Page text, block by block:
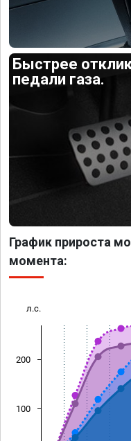
Быстрее
педали газа.
График прироста
момента:
л.с.
100
200